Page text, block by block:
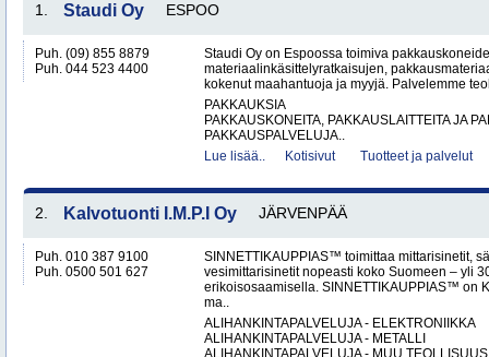
1. Staudi Oy ESPOO
Puh. (09) 855 8879
Puh. 044 523 4400
Staudi Oy on Espoossa toimiva
materiaalinkäsittelyratkaisujen,
kokenut maahantuoja ja myyjä. Palvelemme
PAKKAUKSIA
PAKKAUSKONEITA, PAKKAUSLAITTEITA JA
PAKKAUSPALVELUJA..
Lue lisää..
Kotisivut Tuotteet ja palvelut
2. Kalvotuonti I.M.P.I Oy JÄRVENPÄÄ
Puh. 010 387 9100
Puh. 0500 501 627
SINNETTIKAUPPIAS™ toimittaa mittarisinetit,
vesimittarisinetit nopeasti koko Suomeen – yli
erikoisosaamisella. SINNETTIKAUPPIAS™ on
ma..
ALIHANKINTAPALVELUJA - ELEKTRONIIKKA
ALIHANKINTAPALVELUJA - METALLI
ALIHANKINTAPALVELUJA - MUU